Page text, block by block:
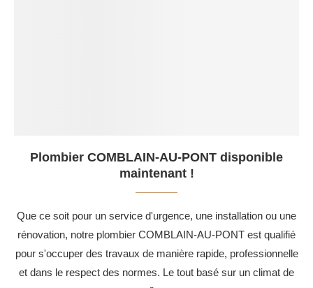
Plombier COMBLAIN-AU-PONT disponible
maintenant !
Que ce soit pour un service d'urgence, une installation ou une
rénovation, notre plombier COMBLAIN-AU-PONT est qualifié
pour s'occuper des travaux de manière rapide, professionnelle
et dans le respect des normes. Le tout basé sur un climat de